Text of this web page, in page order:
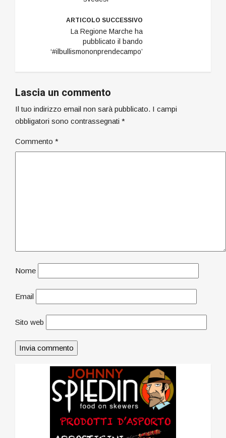
ARTICOLO SUCCESSIVO
La Regione Marche ha
pubblicato il bando
‘#ilbullismononprendecampo’
Lascia un commento
Il tuo indirizzo email non sarà pubblicato. I campi
obbligatori sono contrassegnati *
Commento *
Nome
Email
Sito web